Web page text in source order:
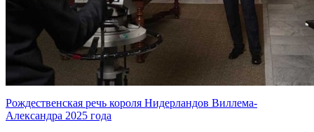
Рождественская речь короля Нидерландов Виллема-
Александра 2025 года